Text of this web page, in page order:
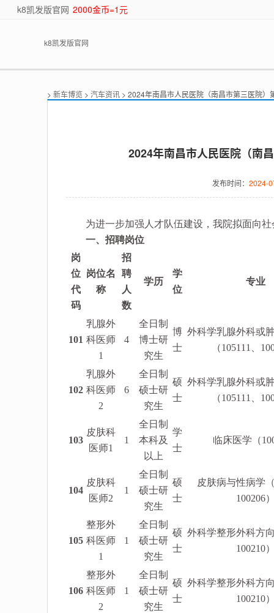
k8凯发版官网 2000金币=1元
k8凯发版官网
> 新车博览 > 汽车资讯 > 2024年南昌市人民医院（南昌市第三医院）
2024年南昌市人民医院（南
发布时间： 2024-
为进一步加强人才队伍建设，我院拟面向社
一、招聘岗位
岗
位
代
码
岗位名
称
招
聘
人
数
学历
学
位
专业
101
乳腺外
科医师
1
4
全日制
博士研
究生
博
士
外科学乳腺外科或
（105111、
102
乳腺外
科医师
2
6
全日制
硕士研
究生
硕
士
外科学乳腺外科或
（105111、
103
皮肤科
医师1
1
全日制
本科及
以上
学
士
临床医学（
104
皮肤科
医师2
1
全日制
硕士研
究生
硕
士
皮肤病与性病学
100206
105
整形外
科医师
1
1
全日制
硕士研
究生
硕
士
外科学整形外科方
100210
106
整形外
科医师
2
1
全日制
硕士研
究生
硕
士
外科学整形外科方
100210